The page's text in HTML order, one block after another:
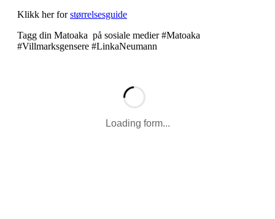
Klikk her forstørrelsesguide
Tagg din Matoaka på sosiale medier #Matoaka
#Villmarksgensere #LinkaNeumann
Loading form...